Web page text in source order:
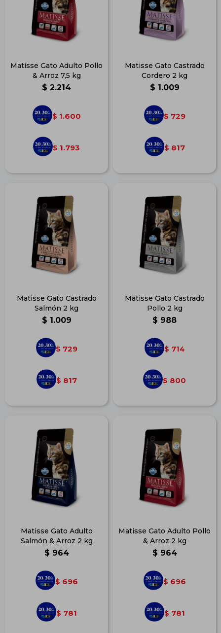
Matisse Gato Adulto Pollo
& Arroz 7,5 kg
$ 2.214
$ 1.600
$ 1.793
Matisse Gato Castrado
Cordero 2 kg
$ 1.009
$ 729
$ 817
Matisse Gato Castrado
Salmón 2 kg
$ 1.009
$ 729
$ 817
Matisse Gato Castrado
Pollo 2 kg
$ 988
$ 714
$ 800
Matisse Gato Adulto
Salmón & Arroz 2 kg
$ 964
$ 696
$ 781
Matisse Gato Adulto Pollo
& Arroz 2 kg
$ 964
$ 696
$ 781